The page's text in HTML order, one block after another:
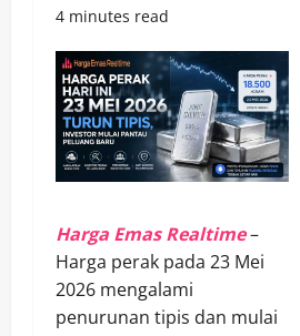
4 minutes read
Harga Emas Realtime–
Harga perak pada 23 Mei
2026 mengalami
penurunan tipis dan mulai